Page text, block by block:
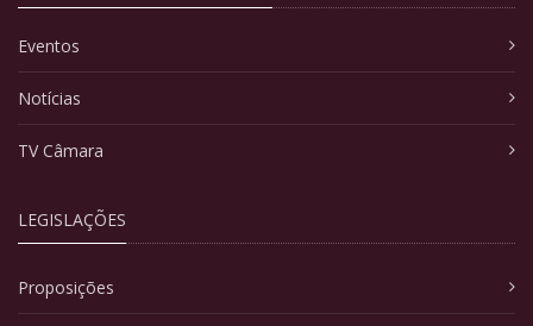
Eventos
Notícias
TV Câmara
LEGISLAÇÕES
Proposições